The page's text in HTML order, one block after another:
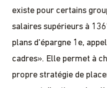
existe pour certains
salaires supérieurs à
plans d'épargne 1e,
cadres». Elle permet à
propre stratégie de